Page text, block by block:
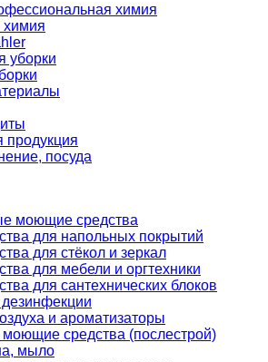
химия
химия
уборки
продукция
посуда
моющие средства
для напольных покрытий
для стёкол и зеркал
для мебели и оргтехники
для сантехнических блоков
и ароматизаторы
средства (послестрой)
мыло